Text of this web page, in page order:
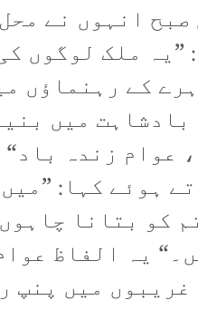
صبح انہوں نے
”یہ ملک لوگوں
کے رہنماؤں
میں
عوام زندہ
ہوئے کہا:
کو بتانا
یہ الفاظ
میں پنپ